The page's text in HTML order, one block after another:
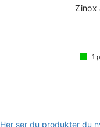
Zinox
1
Her ser du produkter du